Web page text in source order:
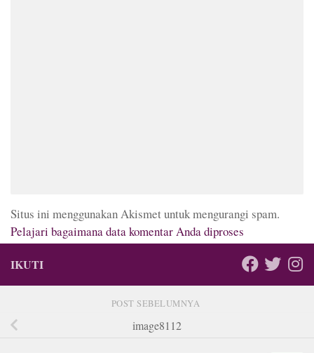
Situs ini menggunakan Akismet untuk mengurangi spam.
Pelajari bagaimana data komentar Anda diproses
IKUTI
POST SEBELUMNYA
image8112